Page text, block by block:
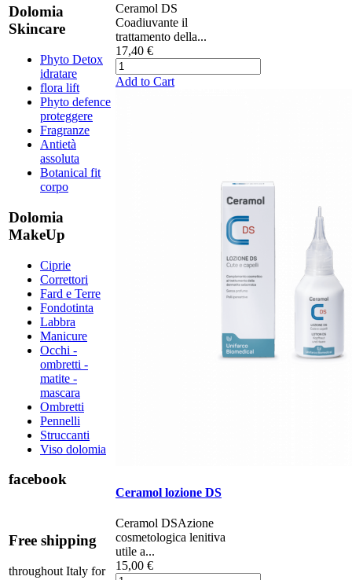
Dolomia
Skincare
Phyto Detox
idratare
flora lift
Phyto defence
proteggere
Fragranze
Antietà
assoluta
Botanical fit
corpo
Dolomia
MakeUp
Ciprie
Correttori
Fard e Terre
Fondotinta
Labbra
Manicure
Occhi -
ombretti -
matite -
mascara
Ombretti
Pennelli
Struccanti
Viso dolomia
facebook
Free shipping
throughout Italy for
Ceramol DS ​​​​​​​​
Coadiuvante il
trattamento della...
17,40 €
Add to Cart
Ceramol lozione DS
Ceramol DS ​​​​​Azione
cosmetologica lenitiva
utile a...
15,00 €